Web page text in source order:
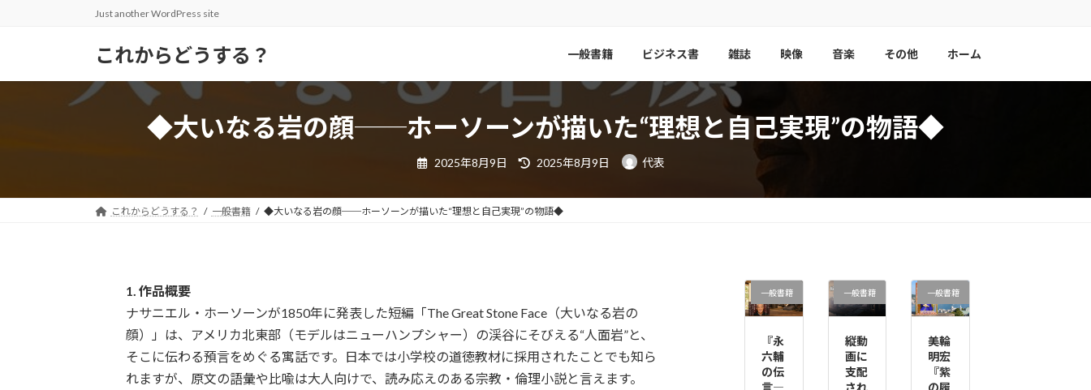
Just another WordPress site
これからどうする？ 一般書籍 ビジネス書 雑誌 映像 音楽 その他 ホーム
◆大いなる岩の顔──ホーソーンが描いた“理想と自己実現”の物語◆
2025年8月9日
最
終
日
時
2025年8月9日 代表
これからどうする？ 一般書籍 ◆大いなる岩の顔──ホーソーンが描いた“理想と自己実現”の物語◆
1. 作品概要
ナサニエル・ホーソーンが1850年に発表した短編「The Great Stone Face（大いなる岩の
顔）」は、アメリカ北東部（モデルはニューハンプシャー）の渓谷にそびえる“人面岩”と、
そこに伝わる預言をめぐる寓話です。日本では小学校の道徳教材に採用されたことでも知ら
れますが、原文の語彙や比喩は大人向けで、読み応えのある宗教・倫理小説と言えます。
一般書籍
『永
六輔
の伝
言―
一般書籍
縦動
画に
支配
され
一般書籍
美輪
明宏
『紫
の履